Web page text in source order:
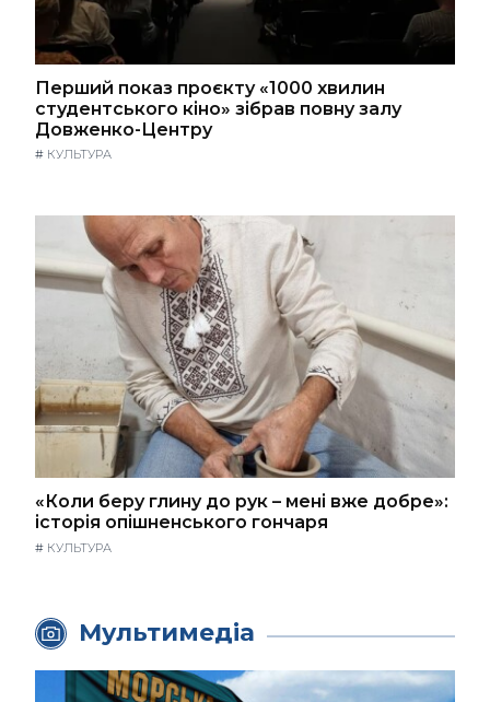
Перший показ проєкту «1000 хвилин
студентського кіно» зібрав повну залу
Довженко-Центру
# КУЛЬТУРА
«Коли беру глину до рук – мені вже добре»:
історія опішненського гончаря
# КУЛЬТУРА
Мультимедіа